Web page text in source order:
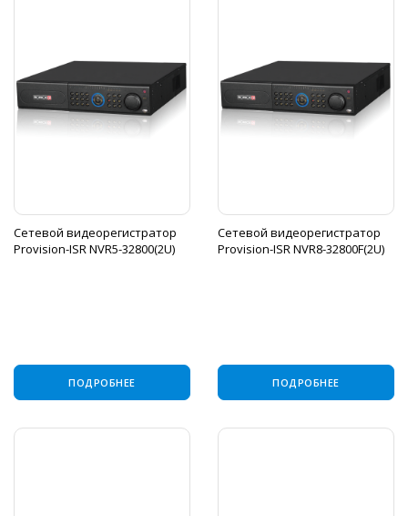
Сетевой видеорегистратор
Provision-ISR NVR5-32800(2U)
ПОДРОБНЕЕ
Сетевой видеорегистратор
Provision-ISR NVR8-32800F(2U)
ПОДРОБНЕЕ